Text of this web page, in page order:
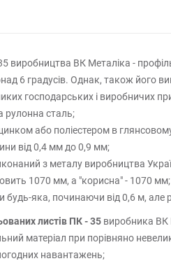
виробництва ВК Металіка -
6 градусів. Однак, також
господарських і
рулонна сталь;
або поліестером в
від 0,4 мм до 0,9 мм;
з металу виробництва
1070 мм, а "корисна" - 1070 мм;
будь-яка, починаючи від 0,6 м,
листів ПК - 35 виробника ВК
матеріал при порівняно
навантажень;